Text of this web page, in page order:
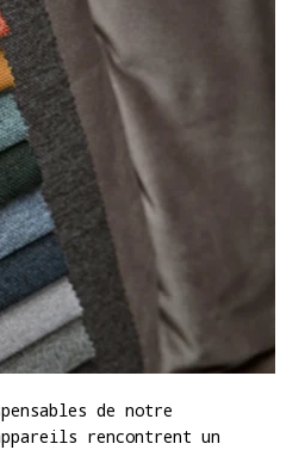
de notre
rencontrent un